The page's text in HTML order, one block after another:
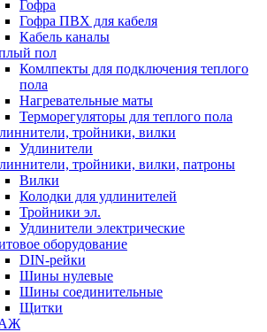
Гофра
Гофра ПВХ для кабеля
Кабель каналы
пол
Комлпекты для подключения теплого
пола
Нагревательные маты
Терморегуляторы для теплого пола
тройники, вилки
Удлинители
тройники, вилки, патроны
Вилки
Колодки для удлинителей
Тройники эл.
Удлинители электрические
оборудование
DIN-рейки
Шины нулевые
Шины соединительные
Щитки